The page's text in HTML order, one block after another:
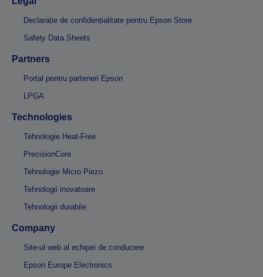
Declarație de confidențialitate pentru Epson Store
Safety Data Sheets
Partners
Portal pentru parteneri Epson
LPGA
Technologies
Tehnologie Heat-Free
PrecisionCore
Tehnologie Micro Piezo
Tehnologii inovatoare
Tehnologii durabile
Company
Site-ul web al echipei de conducere
Epson Europe Electronics